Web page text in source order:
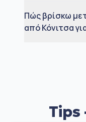
Πώς βρίσκω
από Κόνιτσα
Tips